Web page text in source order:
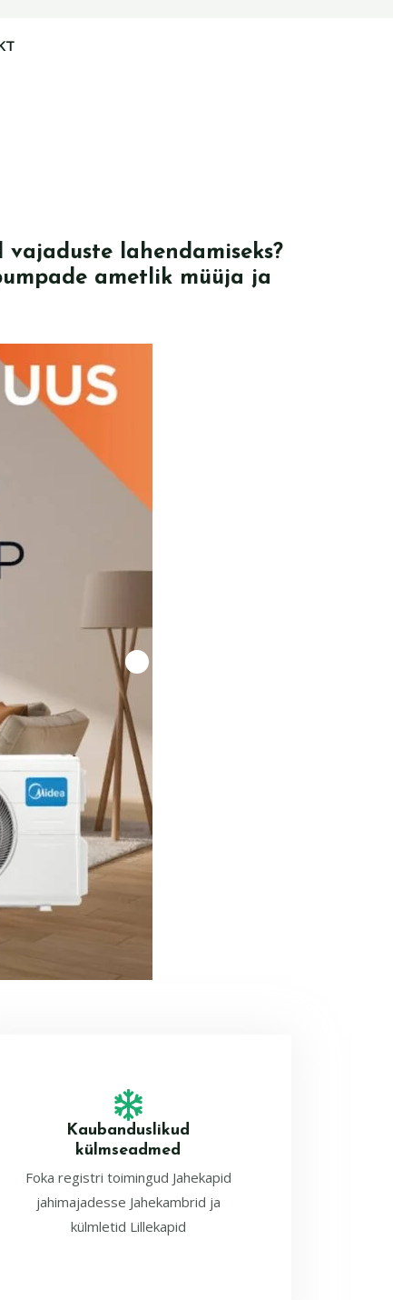
lahendamiseks?
ametlik müüja ja
Kaubanduslikud
külmseadmed
Foka registri toimingud Jahekapid
jahimajadesse Jahekambrid ja
külmletid Lillekapid